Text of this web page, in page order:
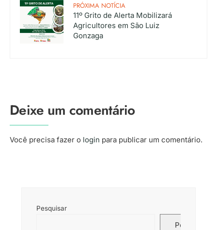
PRÓXIMA NOTÍCIA
11º Grito de Alerta Mobilizará
Agricultores em São Luiz
Gonzaga
Deixe um comentário
Você precisa fazer o login para publicar um comentário.
Pesquisar
Pesquisar